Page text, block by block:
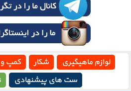
لوازم ماهیگیری شکار کمپ
ست های پیشنهادی